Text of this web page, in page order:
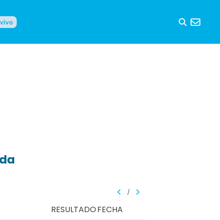
/
RESULTADOFECHA